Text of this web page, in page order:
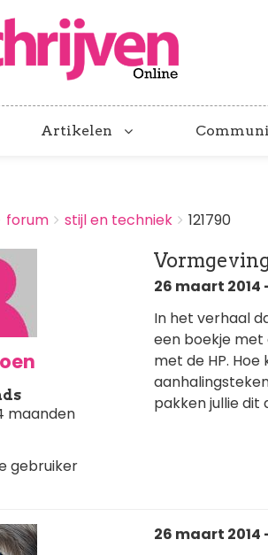
Artikelen
forum stijl en techniek 121790
maanden
gebruiker
26 maart 2014
In het verhaal
een boekje met
met de HP.
pakken jullie dit
26 maart 2014